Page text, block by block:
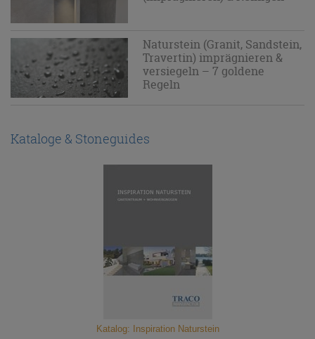
Naturstein (Granit, Sandstein,
Travertin) imprägnieren &
versiegeln – 7 goldene
Regeln
Kataloge & Stoneguides
Katalog: Inspiration Naturstein